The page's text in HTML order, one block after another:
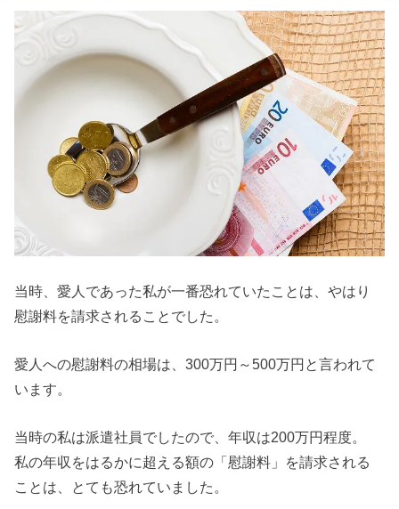
当時、愛人であった私が一番恐れていたことは、やはり
慰謝料を請求されることでした。
愛人への慰謝料の相場は、300万円～500万円と言われて
います。
当時の私は派遣社員でしたので、年収は200万円程度。
私の年収をはるかに超える額の「慰謝料」を請求される
ことは、とても恐れていました。